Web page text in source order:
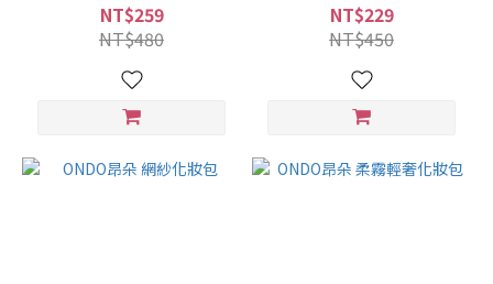
NT$259
NT$480
NT$229
NT$450